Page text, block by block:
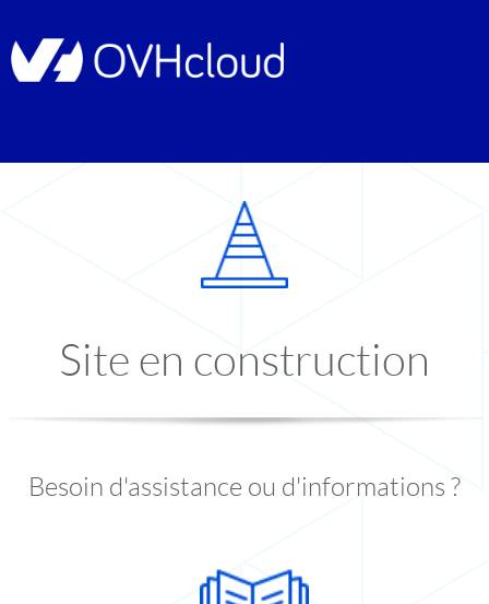
Site en construction
Besoin d'assistance ou d'informations ?